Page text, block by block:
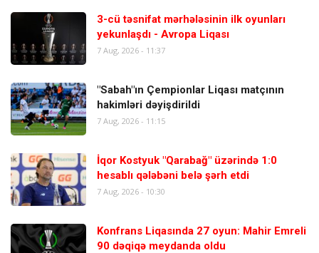
3-cü təsnifat mərhələsinin ilk oyunları
yekunlaşdı - Avropa Liqası
7 Aug, 2026 - 11:37
"Sabah"ın Çempionlar Liqası matçının
hakimləri dəyişdirildi
7 Aug, 2026 - 11:15
İqor Kostyuk "Qarabağ" üzərində 1:0
hesablı qələbəni belə şərh etdi
7 Aug, 2026 - 10:30
Konfrans Liqasında 27 oyun: Mahir Emreli
90 dəqiqə meydanda oldu